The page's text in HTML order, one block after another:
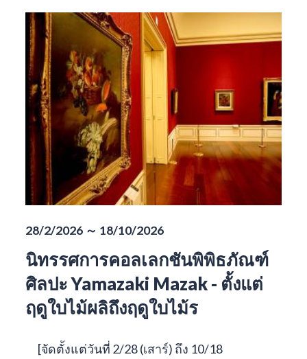
28/2/2026 ～ 18/10/2026
นิทรรศการคอลเลกชันพิพิธภัณฑ์
ศิลปะ Yamazaki Mazak - ตั้งแต่
ฤดูใบไม้ผลิถึงฤดูใบไม้ร
[จัดตั้งแต่วันที่ 2/28 (เสาร์) ถึง 10/18